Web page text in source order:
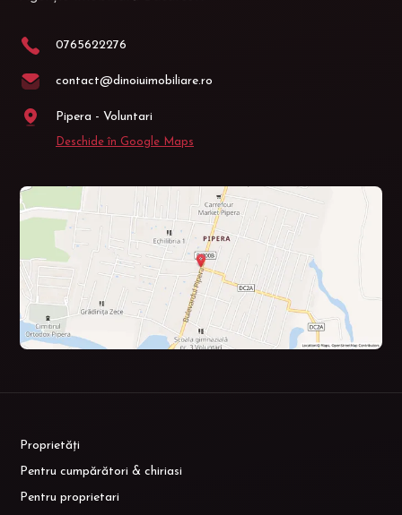
0765622276
contact@dinoiuimobiliare.ro
Pipera - Voluntari
Deschide în Google Maps
Proprietăți
Pentru cumpărători & chiriasi
Pentru proprietari